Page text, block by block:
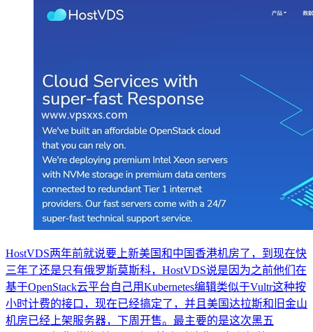
HostVDS两年前就说要上新美国和中国香港机房了，到现在快
三年了还是只有俄罗斯莫斯科，HostVDS说是因为之前他们在
基于OpenStack云平台自己用Kubernetes编辑类似于Vultr这种按
小时计费的接口，现在已经搞定了，并且美国达拉斯和旧金山
机房已经上架服务器，下周开售。最主要的是这次黑五